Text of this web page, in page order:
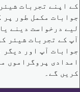
کے اپنے تجربات
جوابات مکمل طور پر
لیے درخواست دینے
آپ کے تجربات شیئر
جوابات آپ اور دیگر
امدادی پروگراموں
کریں گے۔